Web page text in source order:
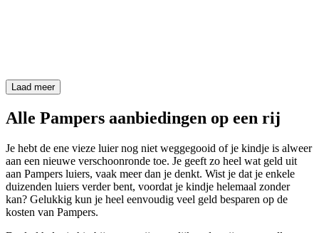
Laad meer
Alle Pampers aanbiedingen op een rij
Je hebt de ene vieze luier nog niet weggegooid of je kindje is alweer
aan een nieuwe verschoonronde toe. Je geeft zo heel wat geld uit
aan Pampers luiers, vaak meer dan je denkt. Wist je dat je enkele
duizenden luiers verder bent, voordat je kindje helemaal zonder
kan? Gelukkig kun je heel eenvoudig veel geld besparen op de
kosten van Pampers.